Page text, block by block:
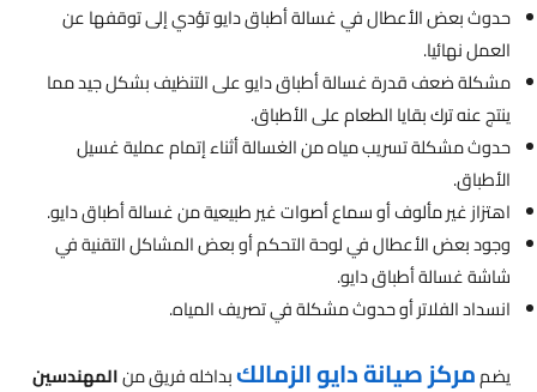
حدوث بعض الأعطال في غسالة أطباق دايو تؤدي إلى توقفها عن
العمل نهائيا.
مشكلة ضعف قدرة غسالة أطباق دايو على التنظيف بشكل جيد مما
ينتج عنه ترك بقايا الطعام على الأطباق.
حدوث مشكلة تسريب مياه من الغسالة أثناء إتمام عملية غسيل
الأطباق.
اهتزاز غير مألوف أو سماع أصوات غير طبيعية من غسالة أطباق دايو.
وجود بعض الأعطال في لوحة التحكم أو بعض المشاكل التقنية في
شاشة غسالة أطباق دايو.
انسداد الفلاتر أو حدوث مشكلة في تصريف المياه.
يضممركز صيانة دايو الزمالكبداخله فريق منالمهندسين